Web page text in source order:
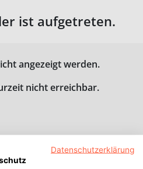
ist aufgetreten.
angezeigt werden.
nicht erreichbar.
Datenschutzerklärung